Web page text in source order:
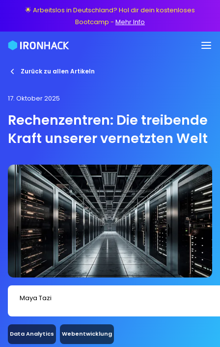
🌟 Arbeitslos in Deutschland? Hol dir dein kostenloses
Bootcamp - Mehr Info
Zurück zu allen Artikeln
17. Oktober 2025
Rechenzentren: Die treibende
Kraft unserer vernetzten Welt
Maya Tazi
Data Analytics Webentwicklung